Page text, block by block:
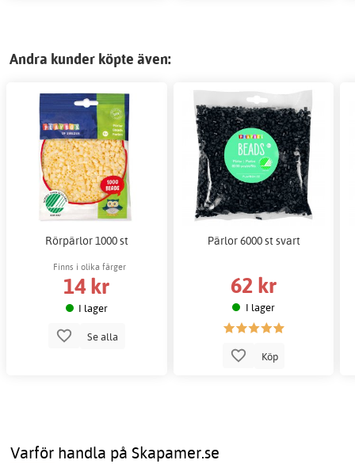
Andra kunder köpte även:
Rörpärlor 1000 st
Finns i olika färger
14 kr
I lager
Se alla
Pärlor 6000 st svart
62 kr
I lager
Köp
Varför handla på Skapamer.se